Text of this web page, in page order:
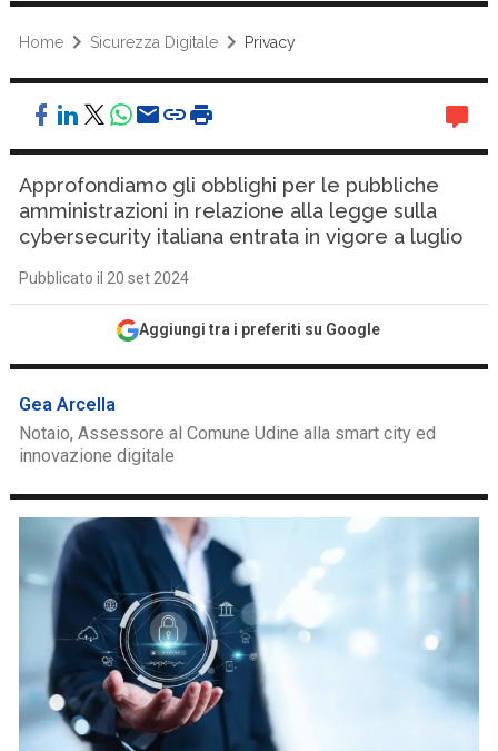
Home Sicurezza Digitale Privacy
Approfondiamo gli obblighi per le pubbliche
amministrazioni in relazione alla legge sulla
cybersecurity italiana entrata in vigore a luglio
Pubblicato il 20 set 2024
Aggiungi tra i preferiti su Google
Gea Arcella
Notaio, Assessore al Comune Udine alla smart city ed
innovazione digitale